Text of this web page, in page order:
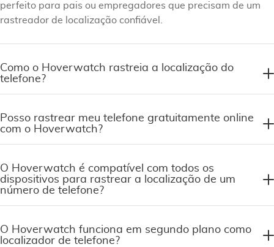
perfeito para pais ou empregadores que precisam de um
rastreador de localização confiável.
Como o Hoverwatch rastreia a localização do
telefone?
Posso rastrear meu telefone gratuitamente online
com o Hoverwatch?
O Hoverwatch é compatível com todos os
dispositivos para rastrear a localização de um
número de telefone?
O Hoverwatch funciona em segundo plano como
localizador de telefone?